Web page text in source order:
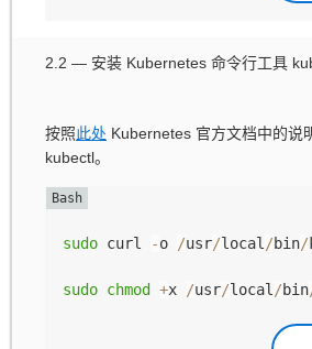
2.2 — 安装 Kubernetes 命令行工具
按照此处 Kubernetes 官方文档中的说
kubectl。
sudo curl -o /usr/local /bin/
sudo chmod +x /usr/local /bin